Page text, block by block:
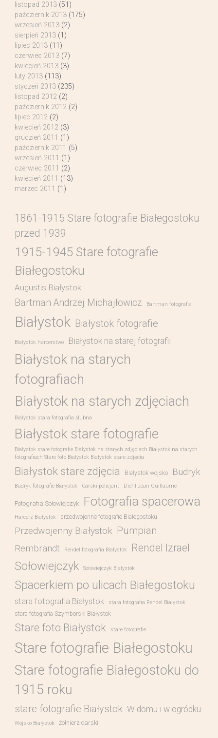
listopad 2013 (51)
październik 2013 (175)
wrzesień 2013 (2)
sierpień 2013 (1)
lipiec 2013 (11)
czerwiec 2013 (7)
kwiecień 2013 (3)
luty 2013 (113)
styczeń 2013 (235)
listopad 2012 (2)
październik 2012 (2)
lipiec 2012 (2)
kwiecień 2012 (3)
grudzień 2011 (1)
październik 2011 (5)
wrzesień 2011 (1)
czerwiec 2011 (2)
kwiecień 2011 (13)
marzec 2011 (1)
1861-1915 Stare fotografie Białegostoku
przed 1939
1915-1945 Stare fotografie
Białegostoku
Augustis Białystok
Bartman Andrzej Michajłowicz Bartman fotografia
Białystok Białystok fotografie
Białystok harcerstwo Białystok na starej fotografii
Białystok na starych
fotografiach
Białystok na starych zdjęciach
Białystok stara fotografia ślubna
Białystok stare fotografie
Białystok stare fotografie Białystok na starych zdjęciach Białystok na starych
fotografiach Stare foto Białystok Białystok stare zdjęcia
Białystok stare zdjęcia Białystok wojsko Budryk
Budryk fotografie Białystok Carski policjant Diehl Jean Guillaume
Fotografia Sołowiejczyk Fotografia spacerowa
Harcerz Białystok przedwojenne fotografie Białegostoku
Przedwojenny Białystok Pumpian
Rembrandt Rendel fotografia Bialystok Rendel Izrael
Sołowiejczyk Sołowiejczyk Białystok
Spacerkiem po ulicach Białegostoku
stara fotografia Białystok stara fotografia Rendel Białystok
stara fotografia Szymborski Białystok
Stare foto Białystok stare fotografie
Stare fotografie Białegostoku
Stare fotografie Białegostoku do
1915 roku
stare fotografie Białystok W domu i w ogródku
Wojsko Białystok żołnierz carski